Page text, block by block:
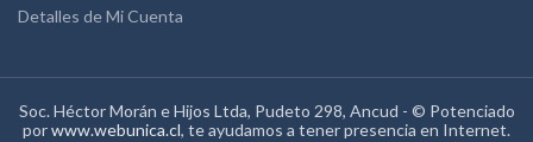
Detalles de Mi Cuenta
Soc. Héctor Morán e Hijos Ltda, Pudeto 298, Ancud - © Potenciado
porwww.webunica.cl, te ayudamos a tener presencia en Internet.